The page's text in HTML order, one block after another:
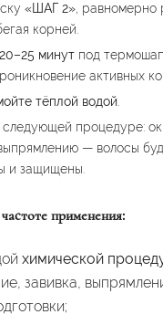
«ШАГ 2», равномерно
корней.
20–25 минутпод
активных
тёплой водой.
следующей процедуре:
— волосы
и защищены.
применения:
химической
завивка,